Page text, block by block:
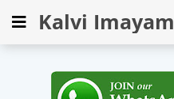
Kalvi Imayam